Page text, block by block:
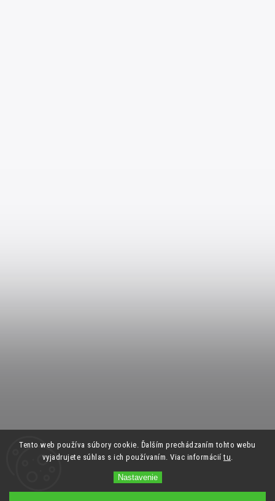
Tento web používa súbory cookie. Ďalším prechádzaním tohto webu
vyjadrujete súhlas s ich používaním. Viac informáciítu.
Nastavenie